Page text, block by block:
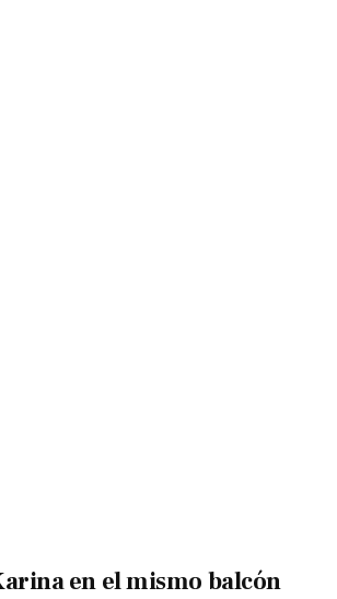
en el mismo balcón